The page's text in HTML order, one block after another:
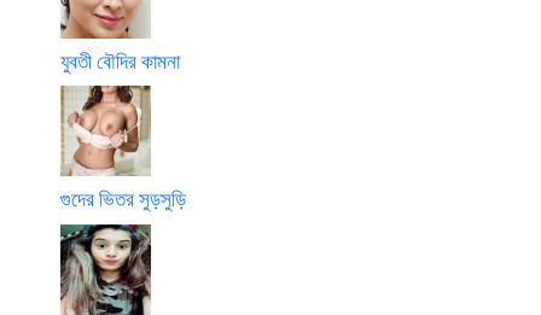
যুবতী বৌদির কামনা
গুদের ভিতর সুড়সুড়ি